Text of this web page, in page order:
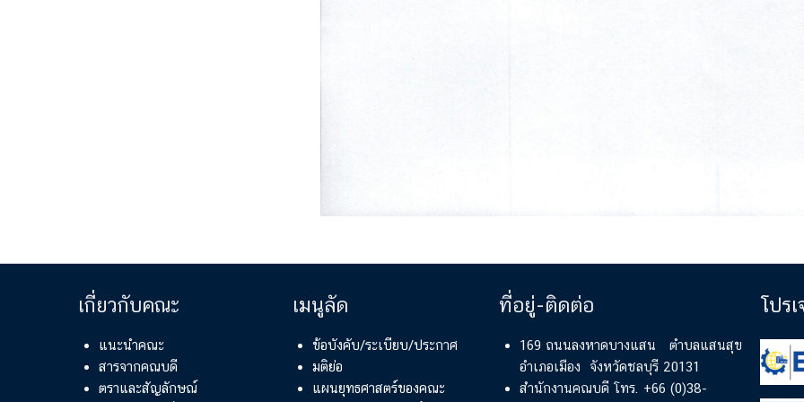
เกี่ยวกับคณะ
แนะนำคณะ
สารจากคณบดี
ตราและสัญลักษณ์
เมนูลัด
ข้อบังคับ/ระเบียบ/ประกาศ
มติย่อ
แผนยุทธศาสตร์ของคณะ
ที่อยู่-ติดต่อ
169 ถนนลงหาดบางแสน ตำบลแสนสุข
อำเภอเมือง จังหวัดชลบุรี 20131
สำนักงานคณบดี โทร. +66 (0)38-
โปร